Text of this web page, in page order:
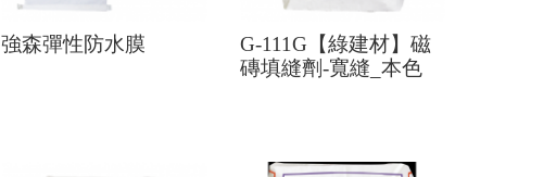
強森彈性防水膜
G-111G【綠建材】磁
磚填縫劑-寬縫_本色